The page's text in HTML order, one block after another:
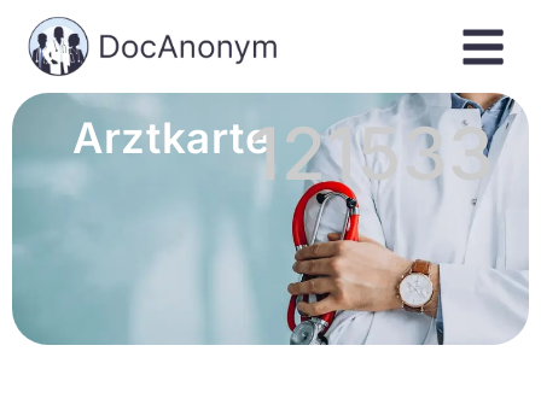
Arztkarte121533